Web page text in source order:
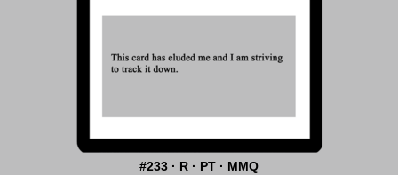
#233 · R · PT · MMQ